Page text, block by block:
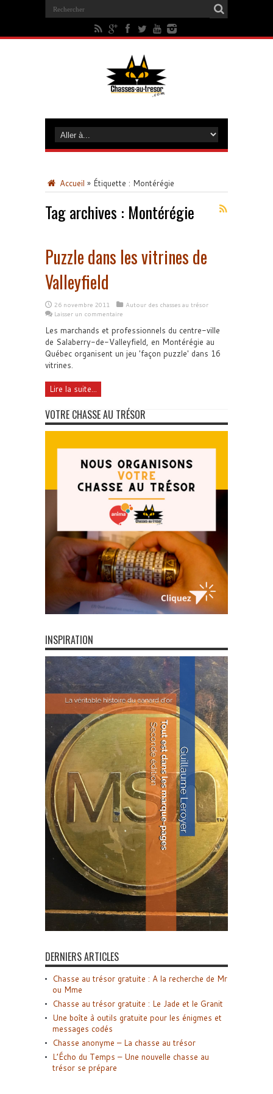
Accueil » Étiquette : Montérégie
Tag archives : Montérégie
Puzzle dans les vitrines de
Valleyfield
26 novembre 2011
Autour des chasses au trésor
Laisser un commentaire
Les marchands et professionnels du centre-ville
de Salaberry-de-Valleyfield, en Montérégie au
Québec organisent un jeu 'façon puzzle' dans 16
vitrines.
Lire la suite...
VOTRE CHASSE AU TRÉSOR
INSPIRATION
DERNIERS ARTICLES
Chasse au trésor gratuite : A la recherche de Mr
ou Mme
Chasse au trésor gratuite : Le Jade et le Granit
Une boîte à outils gratuite pour les énigmes et
messages codés
Chasse anonyme – La chasse au trésor
L’Écho du Temps – Une nouvelle chasse au
trésor se prépare